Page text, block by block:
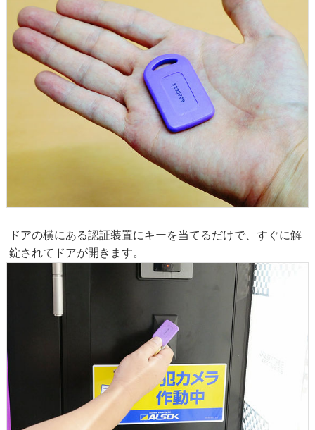
ドアの横にある認証装置にキーを当てるだけで、すぐに解
錠されてドアが開きます。